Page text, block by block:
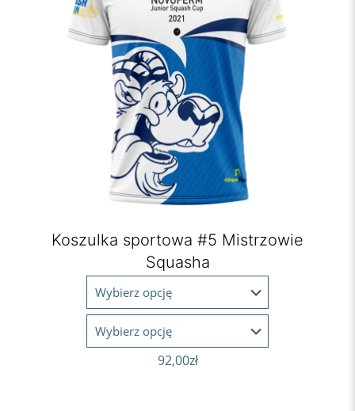
Koszulka sportowa #5 Mistrzowie
Squasha
92,00zł